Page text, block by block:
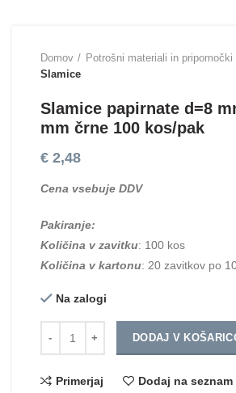
Domov Potrošni materiali in pripomočki
Slamice
Slamice papirnate d=8
mm črne 100 kos/pak
€ 2,48
Cena vsebuje DDV
Pakiranje:
Količina v zavitku: 100 kos
Količina v kartonu: 20 zavitkov po
Na zalogi
DODAJ V
Primerjaj Dodaj na seznam